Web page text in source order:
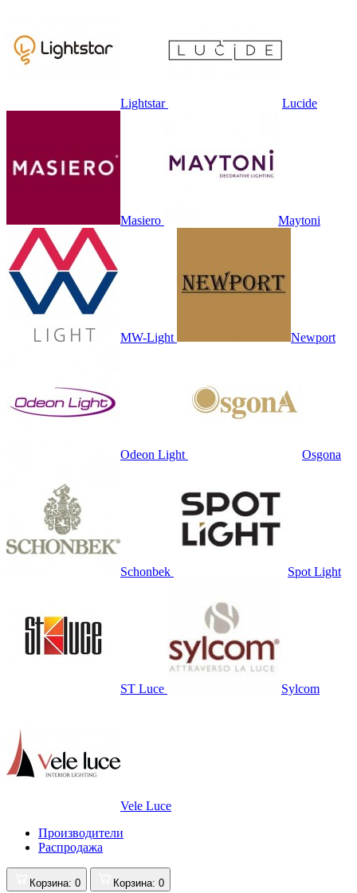
Lightstar Lucide
Masiero Maytoni
MW-Light Newport
Odeon Light Osgona
Schonbek Spot Light
ST Luce Sylcom
Vele Luce
Производители
Распродажа
Корзина: 0 Корзина: 0